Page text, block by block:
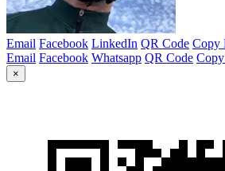
Email Facebook LinkedIn QR Code Copy
Email Facebook Whatsapp QR Code
×